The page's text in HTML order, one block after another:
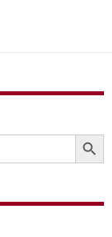
SEARCH